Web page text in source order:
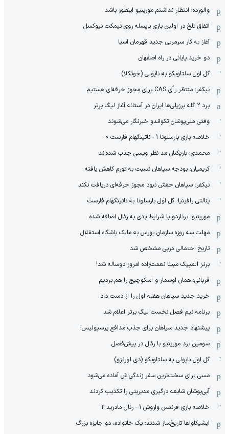
والورده: انتظار نداشتم مورینیو اینطور باشد
اتفاق تلخ در اولین بازی یایسله روی نیمکت نیوکسل
آغاز به کار سرمربی جدید قهرمان آسیا
دو خرید پایانی در راه اصفهان
گل اول سلتاویگو به ناپولی (جوتگلا)
نیکفر: منتظر رأی CAS برای مجوز حرفه‌ای هستیم
برد ۲ گله برزیلی‌ها ایران در آستانه آغاز لیگ برتر
وقتی ملی‌پوشان تکواندو خبرنگار می‌شوند
خلاصه بازی بارسلونا 1 - ناتینگهام فارست 0
محمدی: بازیکنان مد نظر ویسی جذب شده‌اند
کریمیان: بودجه سپاهان نسبت به تورم کاهش یافته
نیکفر: سپاهان حقش نبود مجوز حرفه‌ای دریافت نکند
پنالتی رافینیا؛ گل اول بارسلونا به ناتینگهام فارست
مورینیو: برناردو با شرایط بدی به رئال اضافه شده
مهلت سه روزه سازمان بورس به مالک باشگاه استقلال
تاریخ احتمالی دربی مشخص شد
برنز المپیک مبینا نعمت‌زاده امروز دوساله شد!
قربانی: همان اوسمار و اسکوچیچ را هم بردیم
خرید جدید سپاهان هفته اول را از دست داد
برنامه نیم فصل نخست لیگ برتر اعلام شد
پیشنهاد جدید سپاهان برای جذب مدافع پرسپولیس!
سومین برد مورینیو با رئال در پیش‌فصل
گل اول ناپولی به سلتاویگو (دی لورنزو)
مسی برای سخت‌ترین سفر زندگی‌اش آماده می‌شود
آبی‌پوشان شایعه درگیری مدیریتی را تکذیب کردند
خلاصه بازی فرنتس واروش 1 - رئال مادرید 2
ایشیکاوا‌ها تاریخ‌ساز شدند: یک خانواده، دو جایزه بزرگ